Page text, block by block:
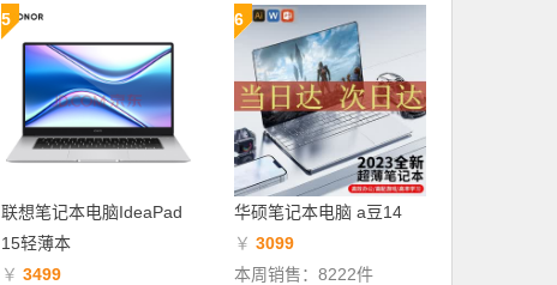
不到1KG的笔记本只卖5000价位
商务本推荐|国际商务本科学几年数学(国际商务本科专业课程)
游戏本推荐|国货当自强 多款国产高性能游戏本推荐
游戏本推荐|暑假7000左右游戏本电脑推荐(7000块钱游戏本推荐)
笔记本导购|笔记本面板出货排名(笔记本面板功能介绍)
4千5千的游戏本推荐(8千游戏本推荐)
游戏本推荐|联想华硕办公游戏本推荐(联想华硕游戏本哪个好)
游戏本推荐
CPUi7及以上游戏本推荐(i7游戏本性价比排行)
游戏本推荐
大一开学游戏本推荐(大一新生买什么游戏本好)
5
联想笔记本电脑IdeaPad
15轻薄本
￥ 3499
6
华硕笔记本电脑 a豆14
￥ 3099
本周销售：8222件